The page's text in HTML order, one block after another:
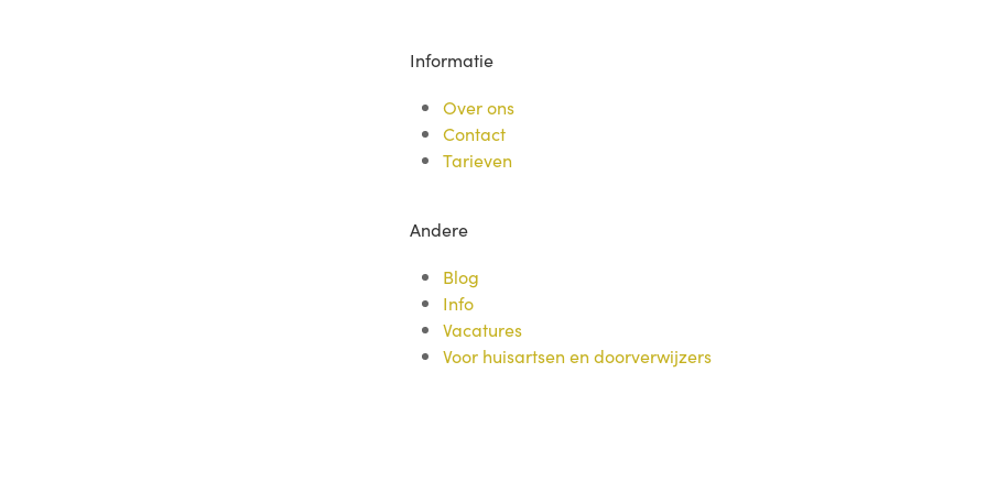
Informatie
Over ons
Contact
Tarieven
Andere
Blog
Info
Vacatures
Voor huisartsen en doorverwijzers